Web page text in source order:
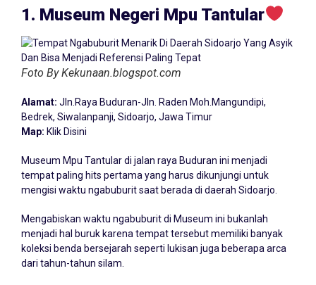
1. Museum Negeri Mpu Tantular
Foto By Kekunaan.blogspot.com
Alamat: Jln.Raya Buduran-Jln. Raden Moh.Mangundipi,
Bedrek, Siwalanpanji, Sidoarjo, Jawa Timur
Map: Klik Disini
Museum Mpu Tantular di jalan raya Buduran ini menjadi
tempat paling hits pertama yang harus dikunjungi untuk
mengisi waktu ngabuburit saat berada di daerah Sidoarjo.
Mengabiskan waktu ngabuburit di Museum ini bukanlah
menjadi hal buruk karena tempat tersebut memiliki banyak
koleksi benda bersejarah seperti lukisan juga beberapa arca
dari tahun-tahun silam.